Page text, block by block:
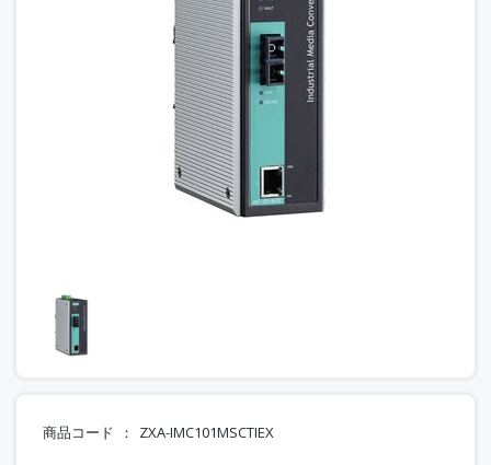
商品コード ZXA-IMC101MSCTIEX